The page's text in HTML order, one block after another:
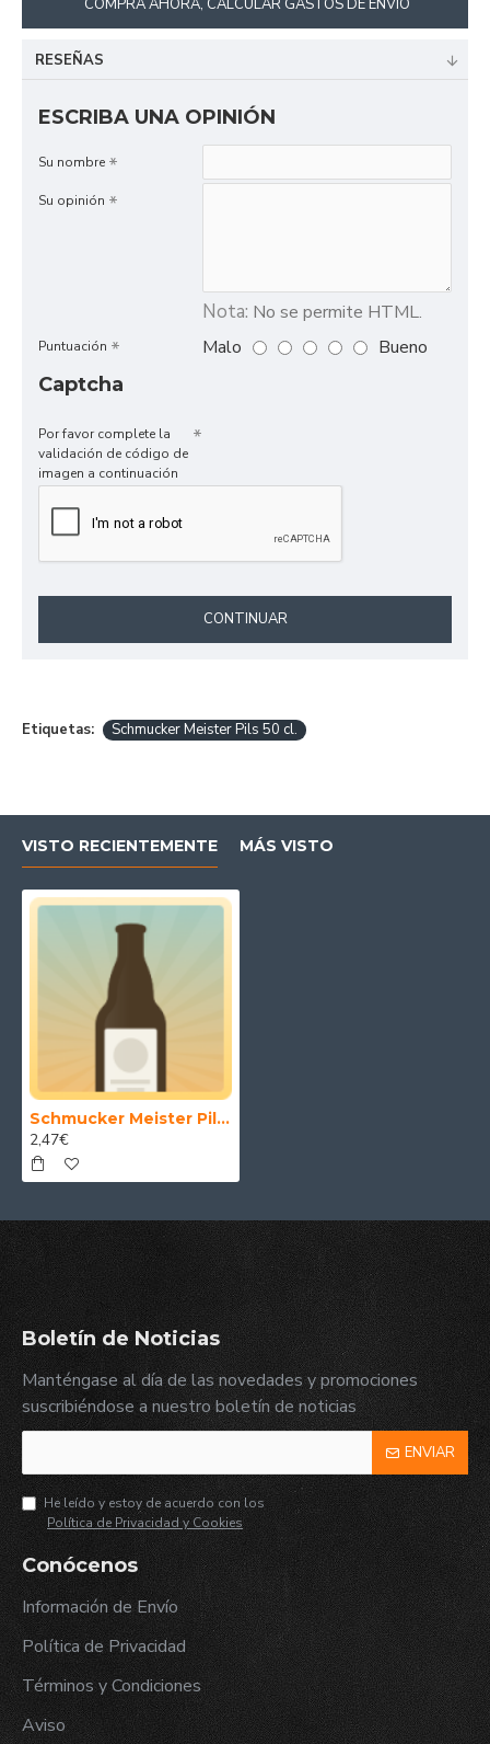
COMPRA AHORA, CALCULAR GASTOS DE ENVIO
RESEÑAS
ESCRIBA UNA OPINIÓN
Su nombre
Su opinión
Nota: No se permite HTML.
Puntuación Malo
Bueno
Captcha
Por favor complete la
validación de código de
imagen a continuación
CONTINUAR
Etiquetas: Schmucker Meister Pils 50 cl.
VISTO RECIENTEMENTE MÁS VISTO
Schmucker Meister Pils 50 cl.
2,47€
Boletín de Noticias
Manténgase al día de las novedades y promociones
suscribiéndose a nuestro boletín de noticias
ENVIAR
He leído y estoy de acuerdo con los
Política de Privacidad y Cookies
Conócenos
Información de Envío
Política de Privacidad
Términos y Condiciones
Aviso